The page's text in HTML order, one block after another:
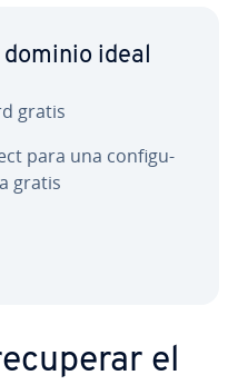
ideal
gratis
para una co­n­fi­gu­
gratis
el